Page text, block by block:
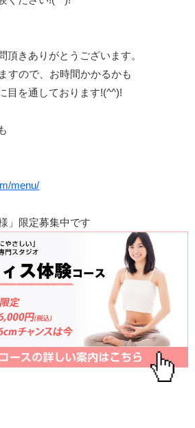
頂きありがとうございます。
すので、お時間かかるかも
目を通しております!(^^)!
menu/
」限定募集中です